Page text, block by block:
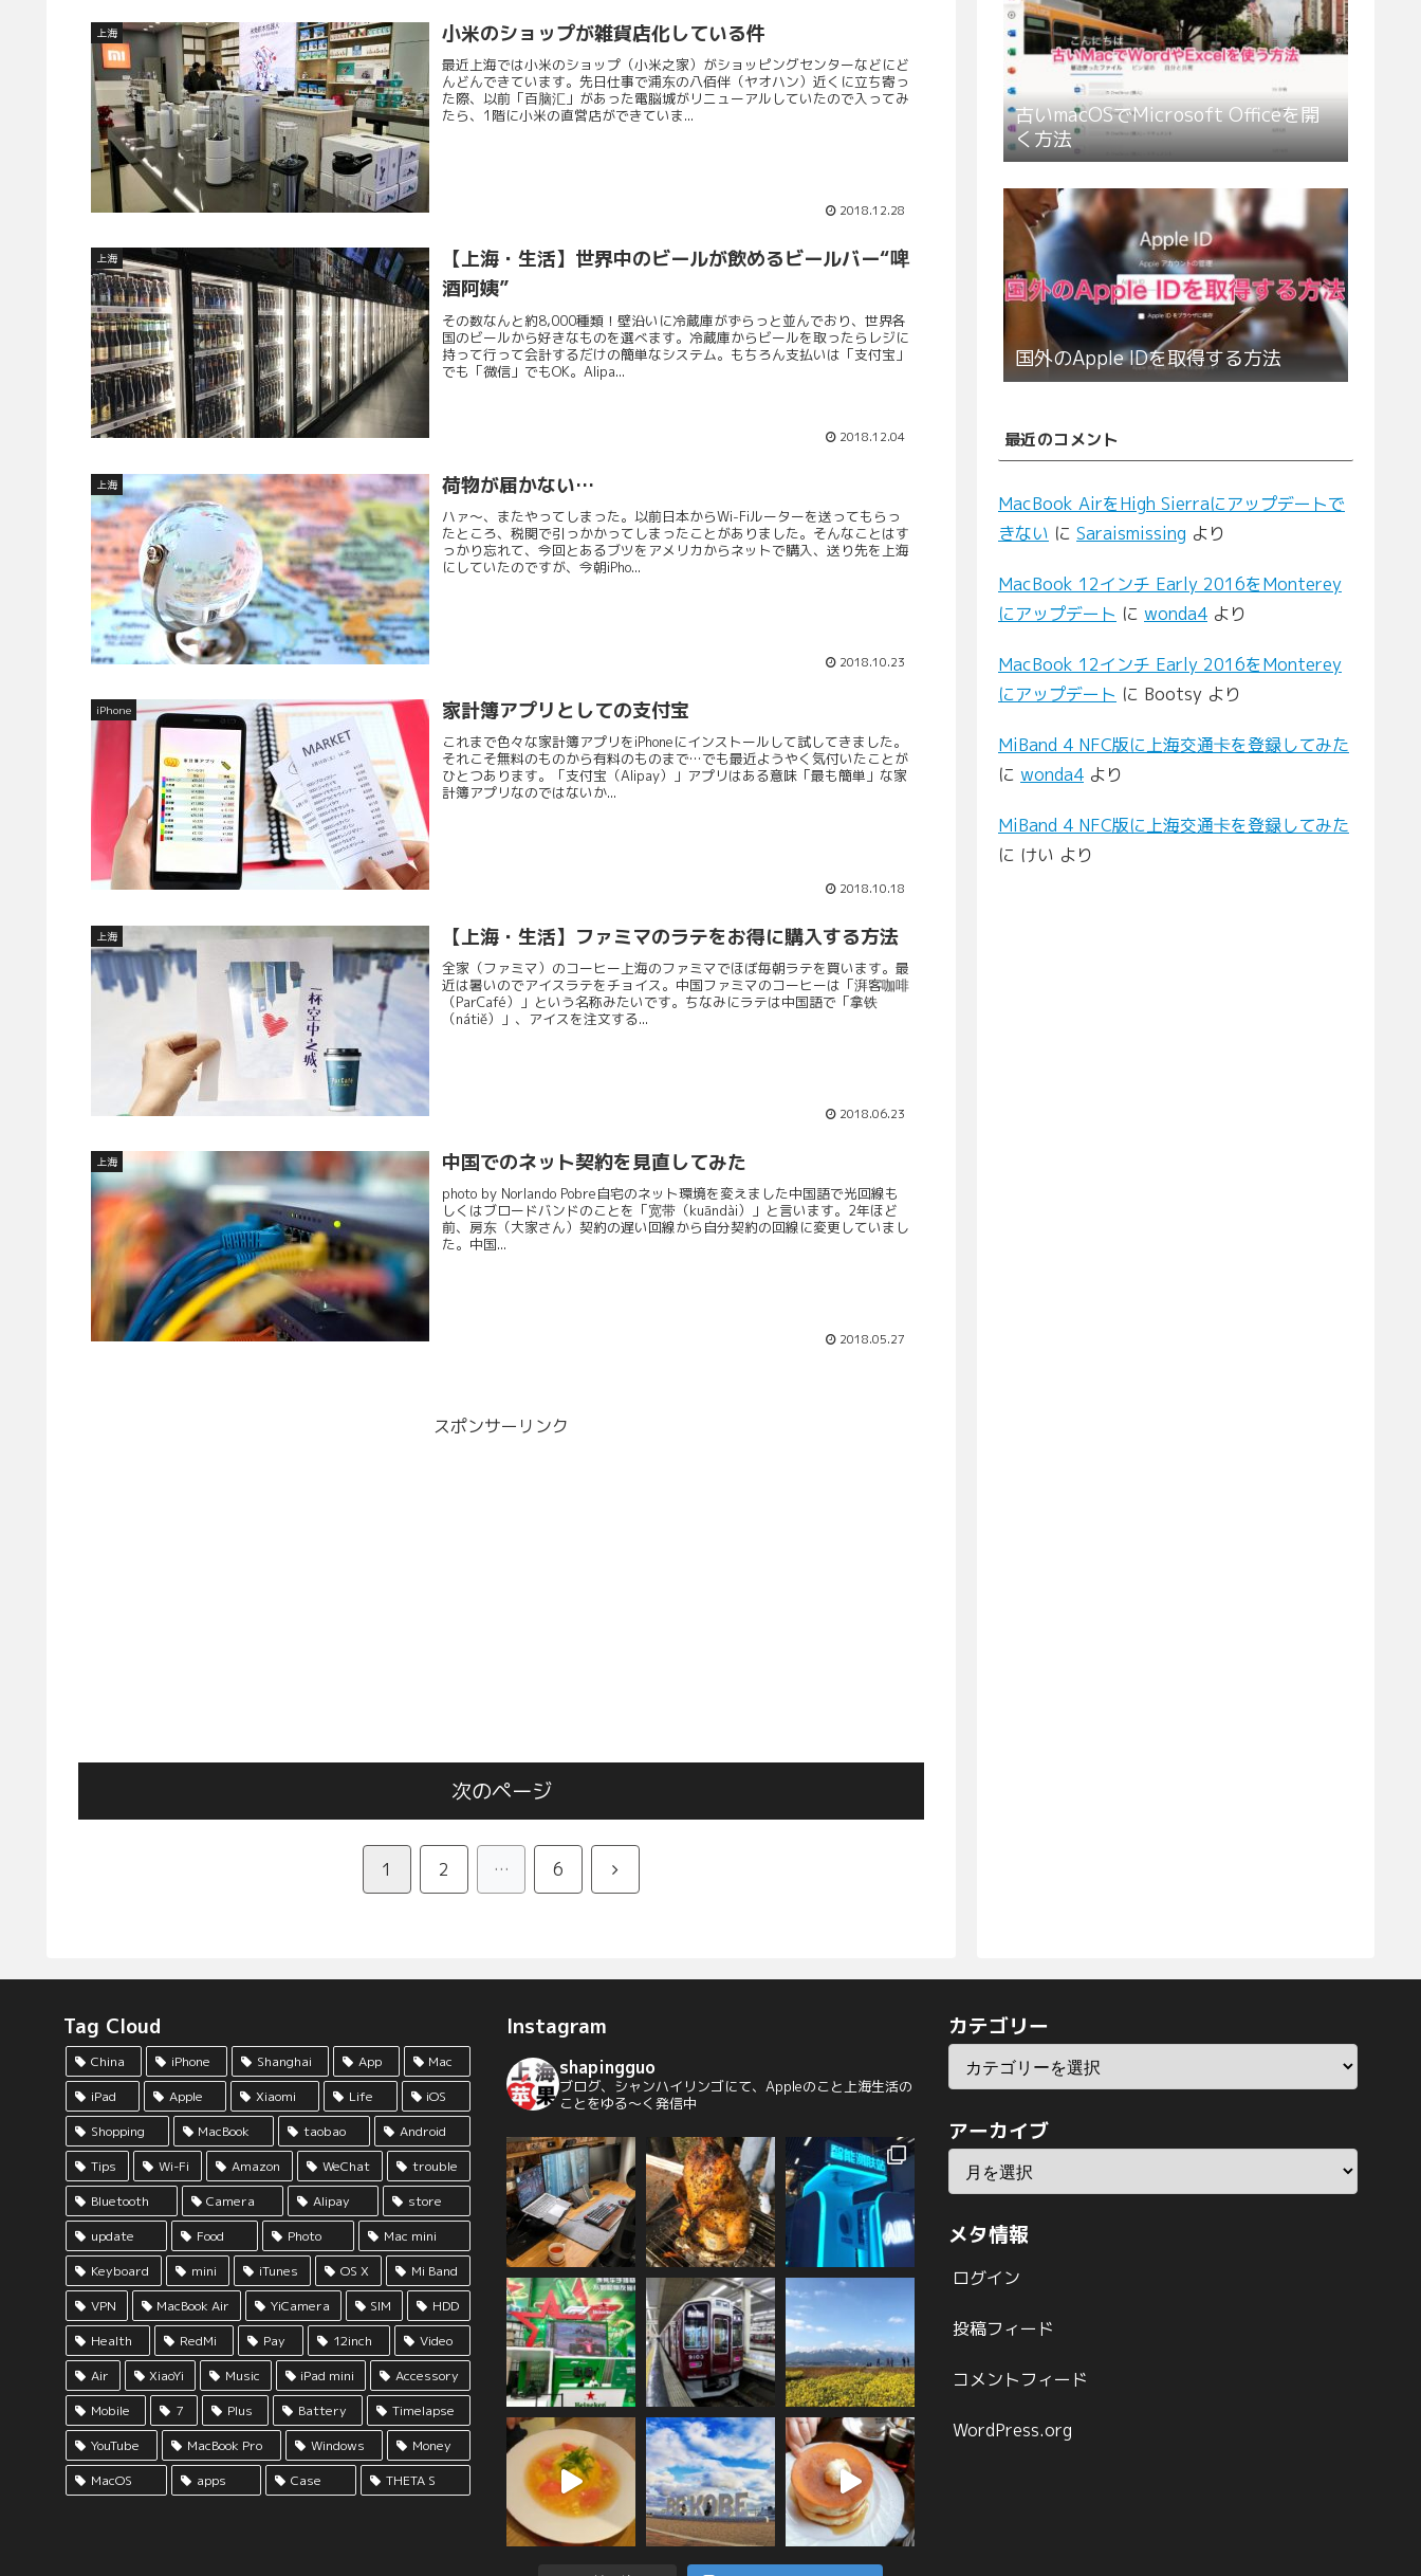
上海 小米のショップが雑貨店化している件
最近上海では小米のショップ（小米之家）がショッピングセンターなどにど
んどんできています。先日仕事で浦东の八佰伴（ヤオハン）近くに立ち寄っ
た際、以前「百脑汇」があった電脳城がリニューアルしていたので入ってみ
たら、1階に小米の直営店ができていま...
2018.12.28
上海
【上海・生活】世界中のビールが飲めるビールバー“啤
酒阿姨”
その数なんと約8,000種類！壁沿いに冷蔵庫がずらっと並んでおり、世界各
国のビールから好きなものを選べます。冷蔵庫からビールを取ったらレジに
持って行って会計するだけの簡単なシステム。もちろん支払いは「支付宝」
でも「微信」でもOK。Alipa...
2018.12.04
上海 荷物が届かない…
ハァ〜、またやってしまった。以前日本からWi-Fiルーターを送ってもらっ
たところ、税関で引っかかってしまったことがありました。そんなことはす
っかり忘れて、今回とあるブツをアメリカからネットで購入、送り先を上海
にしていたのですが、今朝iPho...
2018.10.23
iPhone 家計簿アプリとしての支付宝
これまで色々な家計簿アプリをiPhoneにインストールして試してきました。
それこそ無料のものから有料のものまで…でも最近ようやく気付いたことが
ひとつあります。「支付宝（Alipay）」アプリはある意味「最も簡単」な家
計簿アプリなのではないか...
2018.10.18
上海 【上海・生活】ファミマのラテをお得に購入する方法
全家（ファミマ）のコーヒー上海のファミマでほぼ毎朝ラテを買います。最
近は暑いのでアイスラテをチョイス。中国ファミマのコーヒーは「湃客咖啡
（ParCafé）」という名称みたいです。ちなみにラテは中国語で「拿铁
（nátiě）」、アイスを注文する...
2018.06.23
上海 中国でのネット契約を見直してみた
photo by Norlando Pobre自宅のネット環境を変えました中国語で光回線も
しくはブロードバンドのことを「宽带（kuāndài）」と言います。2年ほど
前、房东（大家さん）契約の遅い回線から自分契約の回線に変更していまし
た。中国...
2018.05.27
スポンサーリンク
次のページ
1 2 … 6
次
古いmacOSでMicrosoft Officeを開
く方法
国外のApple IDを取得する方法
最近のコメント
MacBook AirをHigh Sierraにアップデートで
きない に Saraismissing より
MacBook 12インチ Early 2016をMonterey
にアップデート に wonda4 より
MacBook 12インチ Early 2016をMonterey
にアップデート に Bootsy より
MiBand 4 NFC版に上海交通卡を登録してみた
に wonda4 より
MiBand 4 NFC版に上海交通卡を登録してみた
に けい より
Tag Cloud
China iPhone Shanghai App
Mac
iPad
Apple Xiaomi Life
iOS
Shopping
MacBook taobao
Android
Tips
Wi-Fi Amazon WeChat
trouble
Bluetooth
Camera Alipay
store
update
Food Photo
Mac mini
Keyboard
mini iTunes OS X
Mi Band
VPN
MacBook Air YiCamera SIM
HDD
Health
RedMi Pay 12inch
Video
Air
XiaoYi Music iPad mini
Accessory
Mobile
7 Plus Battery
Timelapse
YouTube
MacBook Pro Windows
Money
MacOS
apps Case THETA S
Instagram
shapingguo
ブログ、シャンハイリンゴにて、Appleのこと上海生活の
ことをゆる〜く発信中
カテゴリー
アーカイブ
メタ情報
ログイン
投稿フィード
コメントフィード
WordPress.org